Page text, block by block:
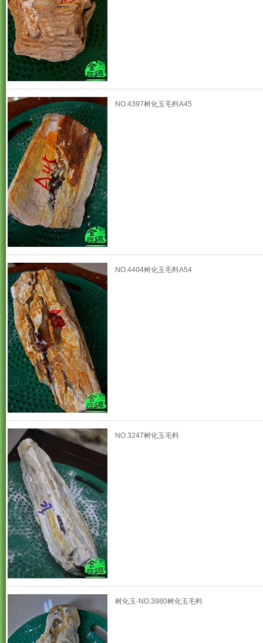
NO.4397树化玉毛料A45
NO.4404树化玉毛料A54
NO.3247树化玉毛料
树化玉-NO.3980树化玉毛料